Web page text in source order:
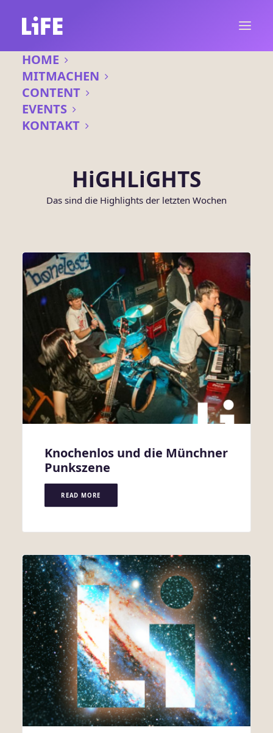
HOME
MITMACHEN
CONTENT
EVENTS
KONTAKT
HiGHLiGHTS
Das sind die Highlights der letzten Wochen
Knochenlos und die Münchner
Punkszene
READ MORE